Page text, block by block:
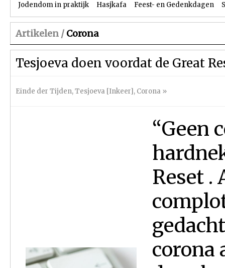
Jodendom in praktijk Hasjkafa Feest- en Gedenkdagen
Artikelen / Corona
Tesjoeva doen voordat de Great
Einde der Tijden,Tesjoeva [Inkeer], Corona »
“Geen
Reset .
corona